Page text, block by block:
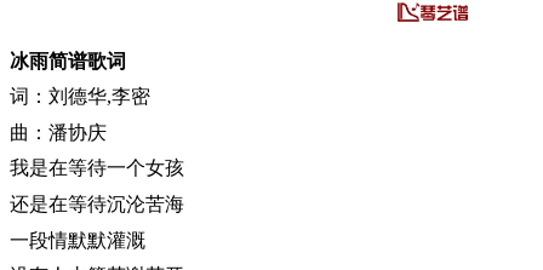
冰雨简谱歌词
词：刘德华,李密
曲：潘协庆
我是在等待一个女孩
还是在等待沉沦苦海
一段情默默灌溉